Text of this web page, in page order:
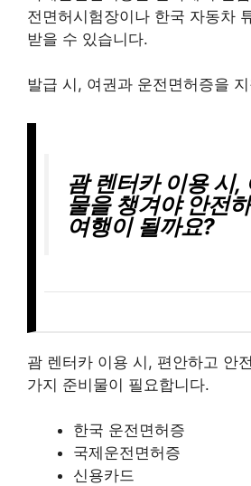
전면허시험장이나 한국 자동차
받을 수 있습니다.
발급 시, 여권과 운전면허증을
괌 렌터카 이용 시,
물을 챙겨야 안전
여행이 될까요?
괌 렌터카 이용 시, 편안하고 안
가지 준비물이 필요합니다.
한국 운전면허증
국제운전면허증
신용카드